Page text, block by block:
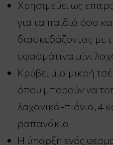
Χρησιμεύει ως
για τα παιδιά όσο
διασκεδάζοντας με
υφασμάτινα μίνι
Κρύβει μια μικρή
όπου μπορούν να
λαχανικά-πιόνια, 4
ραπανάκια
Η ύπαρξη ενός